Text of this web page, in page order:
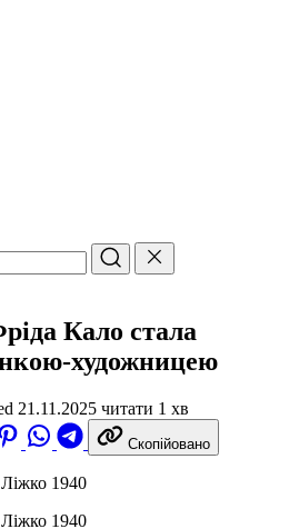
Кало стала
художницею
21.11.2025 читати 1 хв
Скопійовано